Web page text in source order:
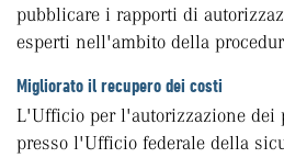
pubblicare i rapporti di
esperti nell'ambito della
Migliorato il recupero dei costi
L'Ufficio per l'autorizzazione dei
presso l'Ufficio federale della